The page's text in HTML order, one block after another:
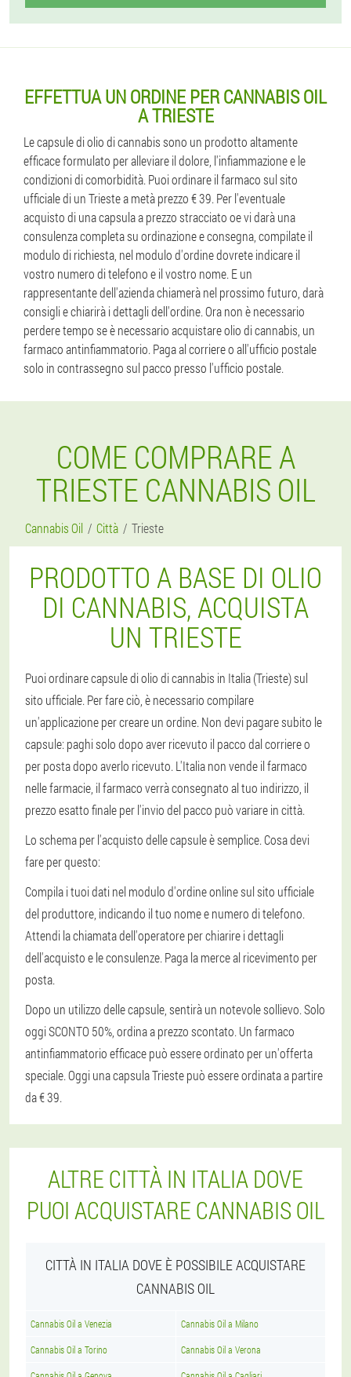
EFFETTUA UN ORDINE PER CANNABIS OIL
A TRIESTE
Le capsule di olio di cannabis sono un prodotto altamente
efficace formulato per alleviare il dolore, l'infiammazione e le
condizioni di comorbidità. Puoi ordinare il farmaco sul sito
ufficiale di un Trieste a metà prezzo € 39. Per l'eventuale
acquisto di una capsula a prezzo stracciato oe vi darà una
consulenza completa su ordinazione e consegna, compilate il
modulo di richiesta, nel modulo d'ordine dovrete indicare il
vostro numero di telefono e il vostro nome. E un
rappresentante dell'azienda chiamerà nel prossimo futuro, darà
consigli e chiarirà i dettagli dell'ordine. Ora non è necessario
perdere tempo se è necessario acquistare olio di cannabis, un
farmaco antinfiammatorio. Paga al corriere o all'ufficio postale
solo in contrassegno sul pacco presso l'ufficio postale.
COME COMPRARE A
TRIESTE CANNABIS OIL
Cannabis Oil Città Trieste
PRODOTTO A BASE DI OLIO
DI CANNABIS, ACQUISTA
UN TRIESTE
Puoi ordinare capsule di olio di cannabis in Italia (Trieste) sul
sito ufficiale. Per fare ciò, è necessario compilare
un'applicazione per creare un ordine. Non devi pagare subito le
capsule: paghi solo dopo aver ricevuto il pacco dal corriere o
per posta dopo averlo ricevuto. L'Italia non vende il farmaco
nelle farmacie, il farmaco verrà consegnato al tuo indirizzo, il
prezzo esatto finale per l'invio del pacco può variare in città.
Lo schema per l'acquisto delle capsule è semplice. Cosa devi
fare per questo:
Compila i tuoi dati nel modulo d'ordine online sul sito ufficiale
del produttore, indicando il tuo nome e numero di telefono.
Attendi la chiamata dell'operatore per chiarire i dettagli
dell'acquisto e le consulenze. Paga la merce al ricevimento per
posta.
Dopo un utilizzo delle capsule, sentirà un notevole sollievo. Solo
oggi SCONTO 50%, ordina a prezzo scontato. Un farmaco
antinfiammatorio efficace può essere ordinato per un'offerta
speciale. Oggi una capsula Trieste può essere ordinata a partire
da € 39.
ALTRE CITTÀ IN ITALIA DOVE
PUOI ACQUISTARE CANNABIS OIL
CITTÀ IN ITALIA DOVE È POSSIBILE ACQUISTARE
CANNABIS OIL
Cannabis Oil a Venezia Cannabis Oil a Milano
Cannabis Oil a Torino Cannabis Oil a Verona